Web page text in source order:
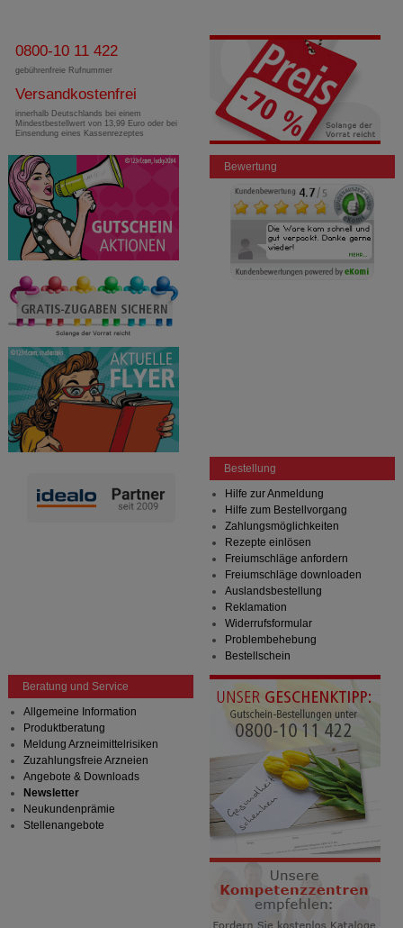
0800-10 11 422
gebührenfreie Rufnummer
Versandkostenfrei
innerhalb Deutschlands bei einem
Mindestbestellwert von 13,99 Euro oder bei
Einsendung eines Kassenrezeptes
Bewertung
Bestellung
Hilfe zur Anmeldung
Hilfe zum Bestellvorgang
Zahlungsmöglichkeiten
Rezepte einlösen
Freiumschläge anfordern
Freiumschläge downloaden
Auslandsbestellung
Reklamation
Widerrufsformular
Problembehebung
Bestellschein
Beratung und Service
Allgemeine Information
Produktberatung
Meldung Arzneimittelrisiken
Zuzahlungsfreie Arzneien
Angebote & Downloads
Newsletter
Neukundenprämie
Stellenangebote